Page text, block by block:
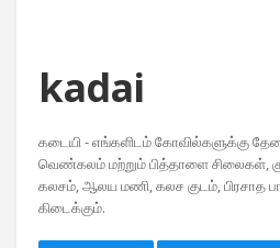
kadai
கடையி - எங்களிடம் கோவில்களுக்கு
வெண்கலம் மற்றும் பித்தாளை சிலைகள்,
கலசம், ஆலய மணி, கலச குடம், பிரசாத
கிடைக்கும்.